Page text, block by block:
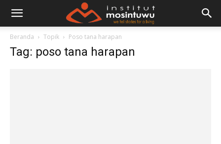
Beranda Topik Poso tana harapan
Tag: poso tana harapan